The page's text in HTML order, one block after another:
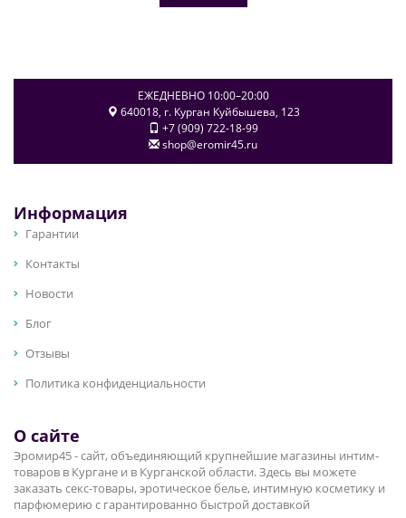
ЕЖЕДНЕВНО 10:00–20:00
640018, г. Курган Куйбышева, 123
+7 (909) 722-18-99
shop@eromir45.ru
Информация
Гарантии
Контакты
Новости
Блог
Отзывы
Политика конфиденциальности
О сайте
Эромир45 - сайт, объединяющий крупнейшие магазины интим-
товаров в Кургане и в Курганской области. Здесь вы можете
заказать секс-товары, эротическое белье, интимную косметику и
парфюмерию с гарантированно быстрой доставкой